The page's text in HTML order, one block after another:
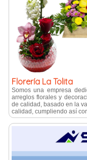
Florería La Tolita
Somos una empresa
arreglos florales y
de calidad, basado en la
calidad, cumpliendo así